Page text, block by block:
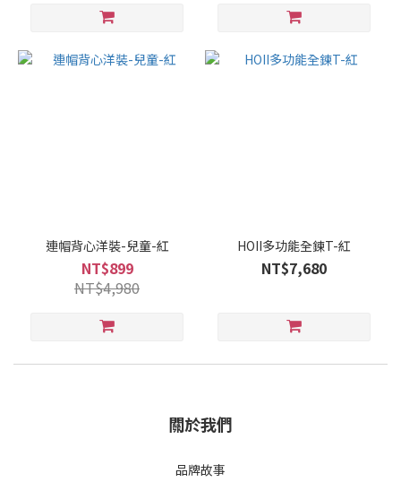
連帽背心洋裝-兒童-紅
NT$899
NT$4,980
HOII多功能全鍊T-紅
NT$7,680
關於我們
品牌故事